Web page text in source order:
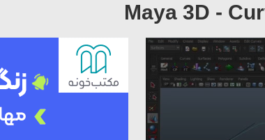
Maya 3D -